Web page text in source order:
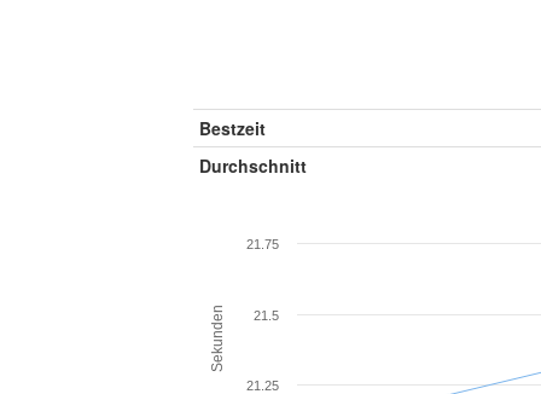
Bestzeit
Durchschnitt
Sekunden
21.25
21.5
21.75